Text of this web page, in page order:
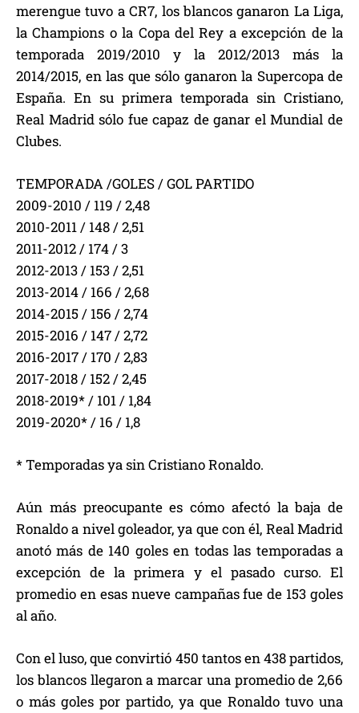
merengue tuvo a CR7, los blancos ganaron La Liga,
la Champions o la Copa del Rey a excepción de la
temporada 2019/2010 y la 2012/2013 más la
2014/2015, en las que sólo ganaron la Supercopa de
España. En su primera temporada sin Cristiano,
Real Madrid sólo fue capaz de ganar el Mundial de
Clubes.
TEMPORADA /GOLES / GOL PARTIDO
2009-2010 / 119 / 2,48
2010-2011 / 148 / 2,51
2011-2012 / 174 / 3
2012-2013 / 153 / 2,51
2013-2014 / 166 / 2,68
2014-2015 / 156 / 2,74
2015-2016 / 147 / 2,72
2016-2017 / 170 / 2,83
2017-2018 / 152 / 2,45
2018-2019* / 101 / 1,84
2019-2020* / 16 / 1,8
* Temporadas ya sin Cristiano Ronaldo.
Aún más preocupante es cómo afectó la baja de
Ronaldo a nivel goleador, ya que con él, Real Madrid
anotó más de 140 goles en todas las temporadas a
excepción de la primera y el pasado curso. El
promedio en esas nueve campañas fue de 153 goles
al año.
Con el luso, que convirtió 450 tantos en 438 partidos,
los blancos llegaron a marcar una promedio de 2,66
o más goles por partido, ya que Ronaldo tuvo una